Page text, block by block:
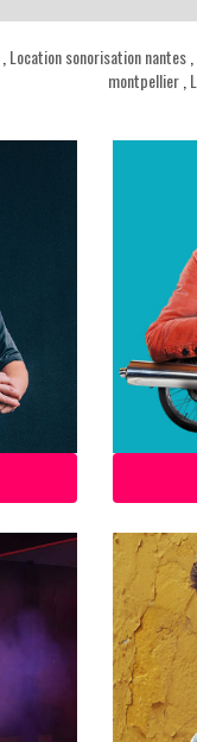
Location sonorisation nantes,
montpellier,